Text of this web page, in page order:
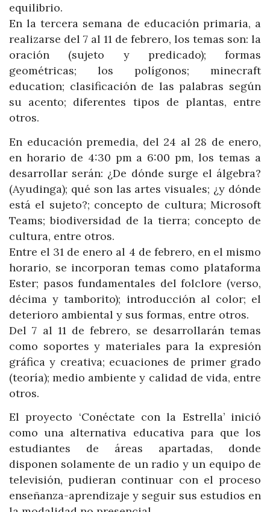
equilibrio.
En la tercera semana de educación primaria, a
realizarse del 7 al 11 de febrero, los temas son: la
oración (sujeto y predicado); formas
geométricas; los polígonos; minecraft
education; clasificación de las palabras según
su acento; diferentes tipos de plantas, entre
otros.
En educación premedia, del 24 al 28 de enero,
en horario de 4:30 pm a 6:00 pm, los temas a
desarrollar serán: ¿De dónde surge el álgebra?
(Ayudinga); qué son las artes visuales; ¿y dónde
está el sujeto?; concepto de cultura; Microsoft
Teams; biodiversidad de la tierra; concepto de
cultura, entre otros.
Entre el 31 de enero al 4 de febrero, en el mismo
horario, se incorporan temas como plataforma
Ester; pasos fundamentales del folclore (verso,
décima y tamborito); introducción al color; el
deterioro ambiental y sus formas, entre otros.
Del 7 al 11 de febrero, se desarrollarán temas
como soportes y materiales para la expresión
gráfica y creativa; ecuaciones de primer grado
(teoría); medio ambiente y calidad de vida, entre
otros.
El proyecto ‘Conéctate con la Estrella’ inició
como una alternativa educativa para que los
estudiantes de áreas apartadas, donde
disponen solamente de un radio y un equipo de
televisión, pudieran continuar con el proceso
enseñanza-aprendizaje y seguir sus estudios en